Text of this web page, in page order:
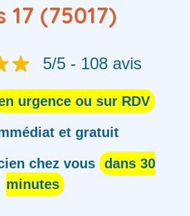
17 (75017)
5/5 - 108 avis
urgence ou sur RDV
et gratuit
chez vous dans 30
minutes